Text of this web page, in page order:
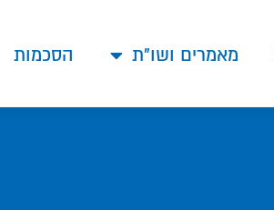
מאמרים ושו"ת הסכמות